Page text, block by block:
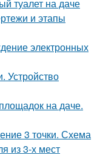
туалет на даче
и этапы
электронных
Устройство
на даче.
3 точки. Схема
из 3-х мест